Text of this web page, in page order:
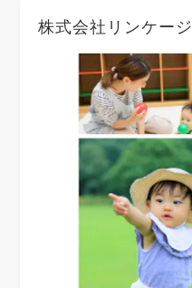
株式会社リンケージ